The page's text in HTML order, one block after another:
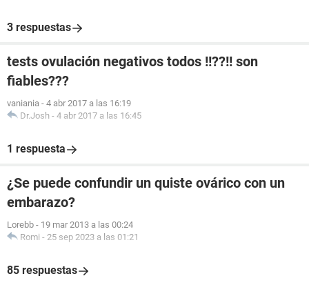
3 respuestas
tests ovulación negativos todos !!??!! son
fiables???
vaniania - 4 abr 2017 a las 16:19
Dr.Josh - 4 abr 2017 a las 16:45
1 respuesta
¿Se puede confundir un quiste ovárico con un
embarazo?
Lorebb - 19 mar 2013 a las 00:24
Romi - 25 sep 2023 a las 01:21
85 respuestas